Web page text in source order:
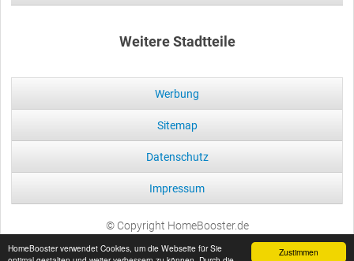
Zustimmen
HomeBooster verwendet Cookies, um die Webseite für Sie
Weitere Stadtteile
Werbung
Sitemap
Datenschutz
Impressum
© Copyright HomeBooster.de